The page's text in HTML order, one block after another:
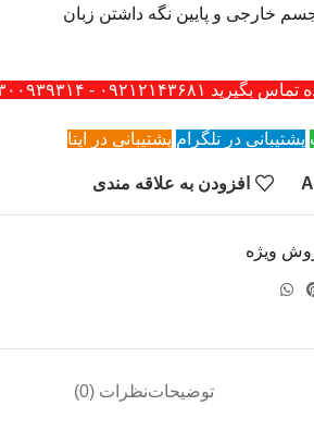
خارجی و پایین نگه داشتن زبان
- ۰۹۳۰۰۹۳۹۳۱۴
پشتیبانی در تلگرام پشتیبانی در ایتا
افزودن به علاقه مندی
ویژه
توضیحاتنظرات (0)